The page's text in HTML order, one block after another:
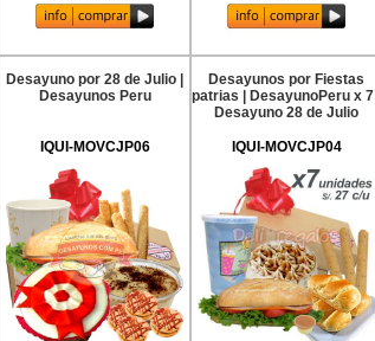
Desayuno por 28 de Julio |
Desayunos Peru
IQUI-MOVCJP06
Desayunos por Fiestas
patrias | DesayunoPeru x 7 |
Desayuno 28 de Julio
IQUI-MOVCJP04